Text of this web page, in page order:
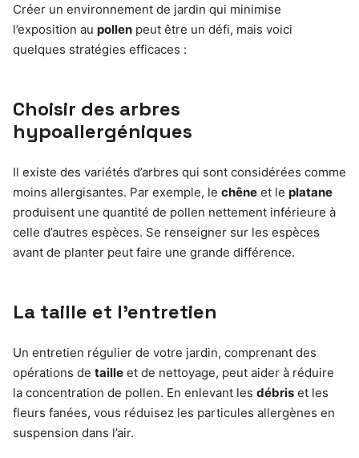
Créer un environnement de jardin qui minimise
l’exposition au pollen peut être un défi, mais voici
quelques stratégies efficaces :
Choisir des arbres
hypoallergéniques
Il existe des variétés d’arbres qui sont considérées comme
moins allergisantes. Par exemple, le chêne et le platane
produisent une quantité de pollen nettement inférieure à
celle d’autres espèces. Se renseigner sur les espèces
avant de planter peut faire une grande différence.
La taille et l’entretien
Un entretien régulier de votre jardin, comprenant des
opérations de taille et de nettoyage, peut aider à réduire
la concentration de pollen. En enlevant les débris et les
fleurs fanées, vous réduisez les particules allergènes en
suspension dans l’air.